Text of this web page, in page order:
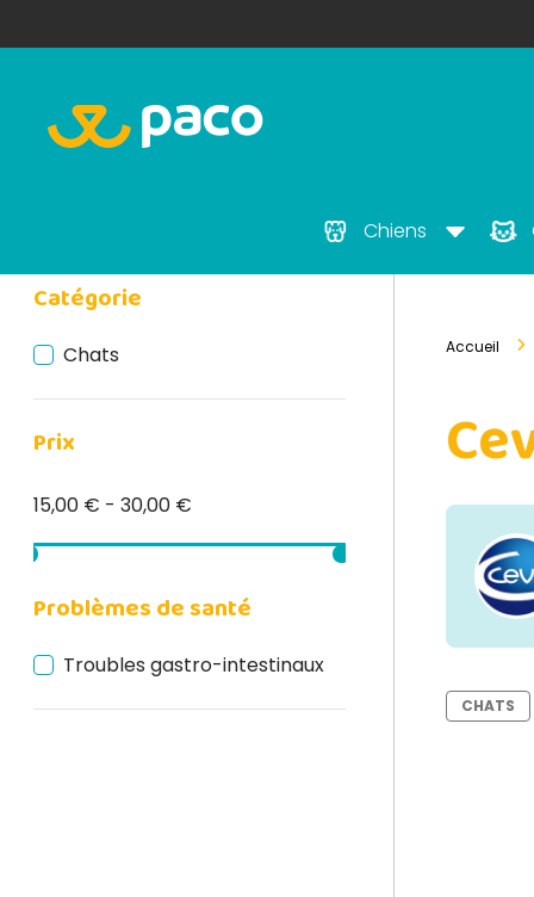
Chiens
Catégorie
Chats
Prix
15,00 € - 30,00 €
Problèmes de santé
Troubles gastro-intestinaux
Accueil
CHATS